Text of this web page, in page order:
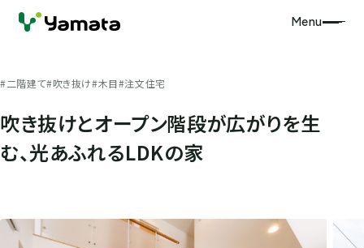
Menu
#二階建て#吹き抜け#木目#注文住宅
吹き抜けとオープン階段が広がりを生
む、光あふれるLDKの家